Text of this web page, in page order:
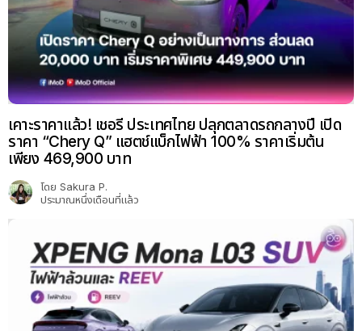
เคาะราคาแล้ว! เชอรี ประเทศไทย ปลุกตลาดรถกลางปี เปิด
ราคา “Chery Q” แฮตช์แบ็กไฟฟ้า 100% ราคาเริ่มต้น
เพียง 469,900 บาท
โดย Sakura P.
ประมาณหนึ่งเดือนที่แล้ว